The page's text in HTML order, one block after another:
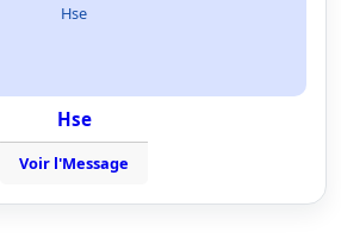
Hse
Hse
Voir l'Message